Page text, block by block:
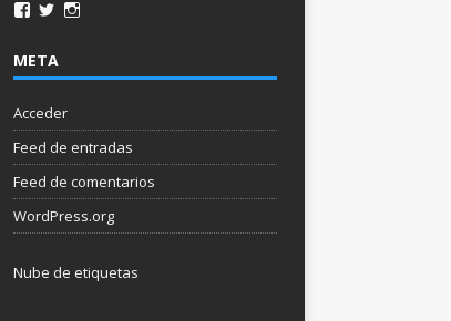
META
Acceder
Feed de entradas
Feed de comentarios
WordPress.org
Nube de etiquetas